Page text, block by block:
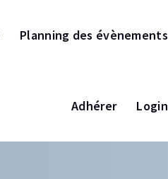
Planning des évènements
Adhérer Login